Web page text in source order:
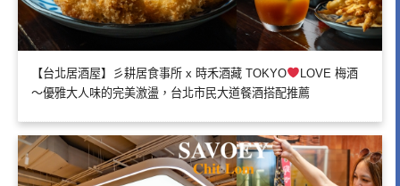
【台北居酒屋】彡耕居食事所 x 時禾酒藏 TOKYO
LOVE 梅酒
～優雅大人味的完美激盪，台北市民大道餐酒搭配推薦